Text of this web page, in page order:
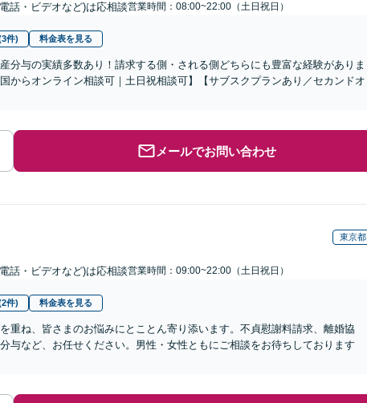
話・ビデオなど)は応相談営業時間：08:00~22:00（土日祝日）
件) 料金表を見る
分与の実績多数あり！請求する側・される側どちらにも豊富な経験がありま
からオンライン相談可｜土日祝相談可】【サブスクプランあり／セカンドオ
メールでお問い合わせ
東京都
話・ビデオなど)は応相談営業時間：09:00~22:00（土日祝日）
件) 料金表を見る
重ね、皆さまのお悩みにとことん寄り添います。不貞慰謝料請求、離婚協
与など、お任せください。男性・女性ともにご相談をお待ちしております